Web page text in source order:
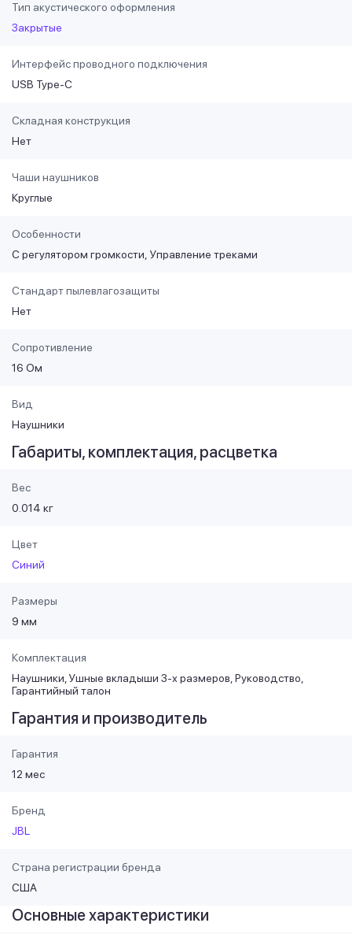
Тип акустического оформления
Закрытые
Интерфейс проводного подключения
USB Type-C
Складная конструкция
Нет
Чаши наушников
Круглые
Особенности
С регулятором громкости Управление треками
Стандарт пылевлагозащиты
Нет
Сопротивление
16 Ом
Вид
Наушники
Габариты, комплектация, расцветка
Вес
0.014 кг
Цвет
Синий
Размеры
9 мм
Комплектация
Наушники, Ушные вкладыши 3-х размеров, Руководство,
Гарантийный талон
Гарантия и производитель
Гарантия
12 мес
Бренд
JBL
Страна регистрации бренда
США
Основные характеристики